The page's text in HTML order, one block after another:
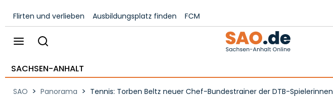
Flirten und verlieben Ausbildungsplatz finden FCM
SACHSEN-ANHALT
SAO > Panorama > Tennis: Torben Beltz neuer Chef-Bundestrainer der DTB-Spielerinnen